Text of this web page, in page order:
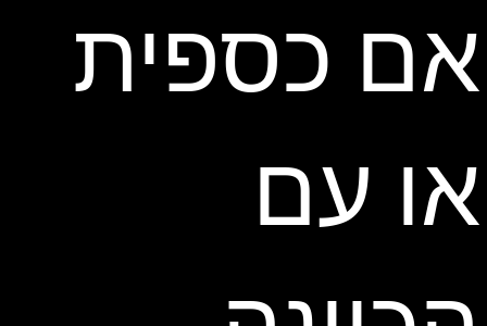
אם כספית
או עם